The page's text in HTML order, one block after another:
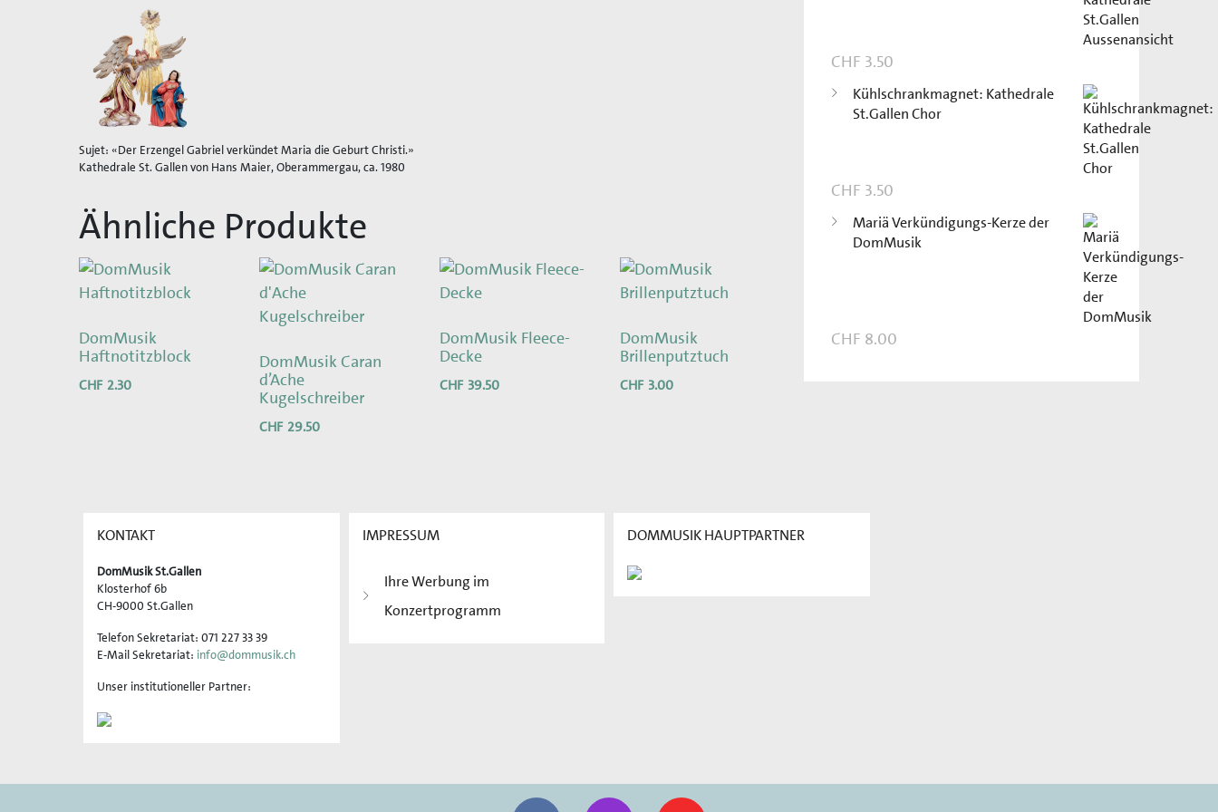
Sujet: «Der Erzengel Gabriel verkündet Maria die Geburt Christi.»
Kathedrale St. Gallen von Hans Maier, Oberammergau, ca. 1980
Ähnliche Produkte
DomMusik
Haftnotitzblock
CHF 2.30
DomMusik Caran
d’Ache
Kugelschreiber
CHF 29.50
DomMusik Fleece-
Decke
CHF 39.50
DomMusik
Brillenputztuch
CHF 3.00
CHF 3.50
Kühlschrankmagnet: Kathedrale
St.Gallen Chor
CHF 3.50
Mariä Verkündigungs-Kerze der
DomMusik
CHF 8.00
KONTAKT
DomMusik St.Gallen
Klosterhof 6b
CH-9000 St.Gallen
Telefon Sekretariat: 071 227 33 39
E-Mail Sekretariat: info@dommusik.ch
Unser institutioneller Partner:
IMPRESSUM
Ihre Werbung im
Konzertprogramm
DOMMUSIK HAUPTPARTNER